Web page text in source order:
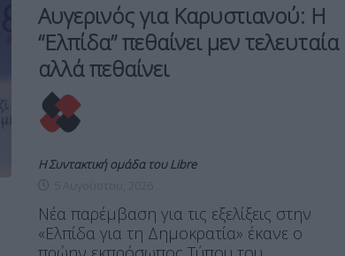
Αυγερινός για Καρυστιανού: Η
“Ελπίδα” πεθαίνει μεν τελευταία
αλλά πεθαίνει
Η Συντακτική ομάδα του Libre
Νέα παρέμβαση για τις εξελίξεις στην
«Ελπίδα για τη Δημοκρατία» έκανε ο